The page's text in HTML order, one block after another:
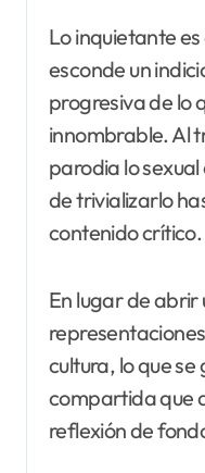
Lo inquietante
esconde un
progresiva de lo
innombrable. Al
parodia lo
de trivializarlo
contenido crítico.
En lugar de abrir
cultura, lo que se
compartida que
reflexión de